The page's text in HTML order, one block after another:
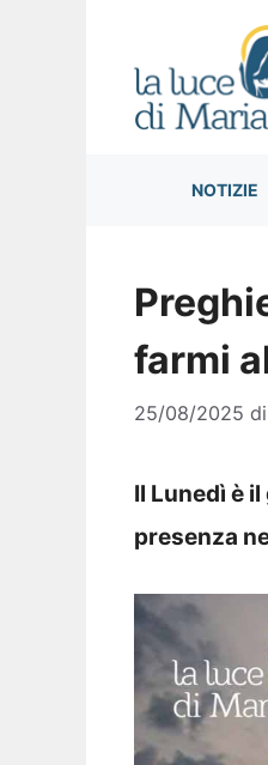
NOTIZIE
farmi
25/08/2025 di
Il Lunedì è
presenza